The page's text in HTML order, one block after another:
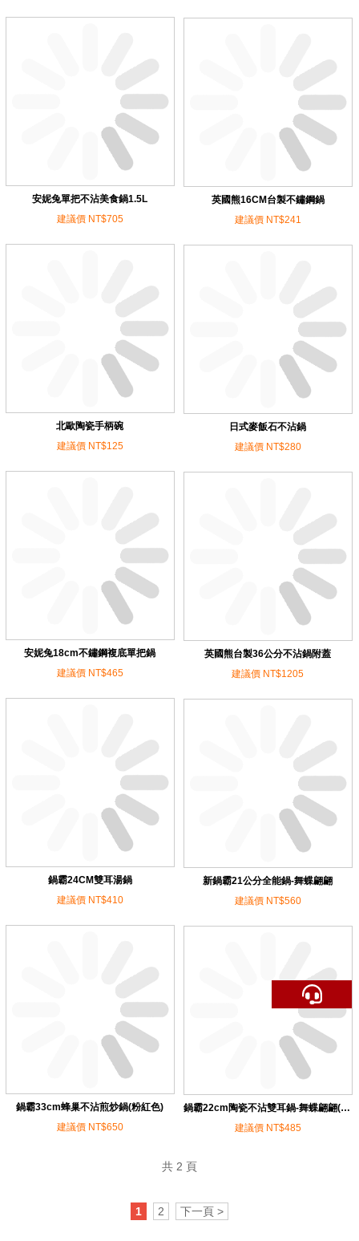
安妮兔單把不沾美食鍋1.5L
建議價 NT$705
英國熊16CM台製不鏽鋼鍋
建議價 NT$241
北歐陶瓷手柄碗
建議價 NT$125
日式麥飯石不沾鍋
建議價 NT$280
安妮兔18cm不鏽鋼複底單把鍋
建議價 NT$465
英國熊台製36公分不沾鍋附蓋
建議價 NT$1205
鍋霸24CM雙耳湯鍋
建議價 NT$410
新鍋霸21公分全能鍋-舞蝶翩翩
建議價 NT$560
鍋霸33cm蜂巢不沾煎炒鍋(粉紅色)
建議價 NT$650
鍋霸22cm陶瓷不沾雙耳鍋-舞蝶翩翩(粉...
建議價 NT$485
共 2 頁
1 2 下一頁 >